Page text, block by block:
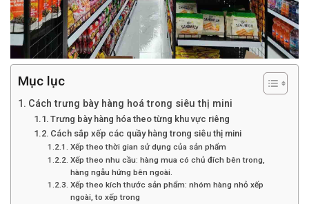
Mục lục
Cách trưng bày hàng hoá trong siêu thị mini
Trưng bày hàng hóa theo từng khu vực riêng
Cách sắp xếp các quầy hàng trong siêu thị mini
Xếp theo thời gian sử dụng của sản phẩm
Xếp theo nhu cầu: hàng mua có chủ đích bên trong,
hàng ngẫu hứng bên ngoài.
Xếp theo kích thước sản phẩm: nhóm hàng nhỏ xếp
ngoài, to xếp trong